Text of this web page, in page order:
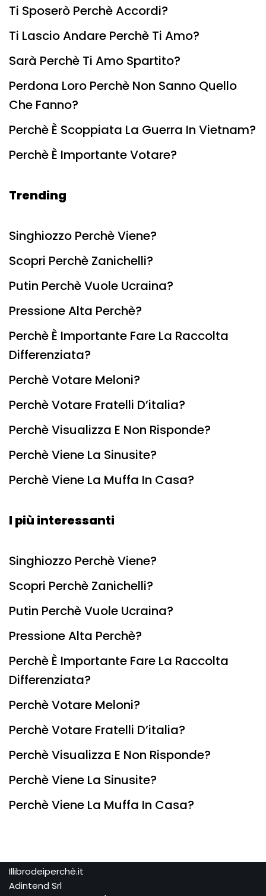
Ti Sposerò Perchè Accordi?
Ti Lascio Andare Perchè Ti Amo?
Sarà Perchè Ti Amo Spartito?
Perdona Loro Perchè Non Sanno Quello
Che Fanno?
Perchè È Scoppiata La Guerra In Vietnam?
Perchè È Importante Votare?
Trending
Singhiozzo Perchè Viene?
Scopri Perchè Zanichelli?
Putin Perchè Vuole Ucraina?
Pressione Alta Perchè?
Perchè È Importante Fare La Raccolta
Differenziata?
Perchè Votare Meloni?
Perchè Votare Fratelli D’italia?
Perchè Visualizza E Non Risponde?
Perchè Viene La Sinusite?
Perchè Viene La Muffa In Casa?
I più interessanti
Singhiozzo Perchè Viene?
Scopri Perchè Zanichelli?
Putin Perchè Vuole Ucraina?
Pressione Alta Perchè?
Perchè È Importante Fare La Raccolta
Differenziata?
Perchè Votare Meloni?
Perchè Votare Fratelli D’italia?
Perchè Visualizza E Non Risponde?
Perchè Viene La Sinusite?
Perchè Viene La Muffa In Casa?
Illibrodeiperchè.it
Adintend Srl